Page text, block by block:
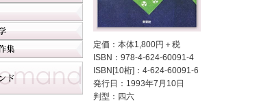
定価：本体1,800円＋税
ISBN：978-4-624-60091-4
ISBN[10桁]：4-624-60091-6
発行日：1993年7月10日
判型：四六